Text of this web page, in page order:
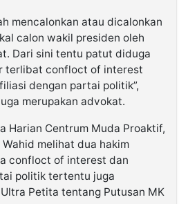
mencalonkan atau dicalonkan
calon wakil presiden oleh
Dari sini tentu patut diduga
terlibat confloct of interest
dengan partai politik”,
merupakan advokat.
Harian Centrum Muda Proaktif,
Wahid melihat dua hakim
confloct of interest dan
politik tertentu juga
Petita tentang Putusan MK